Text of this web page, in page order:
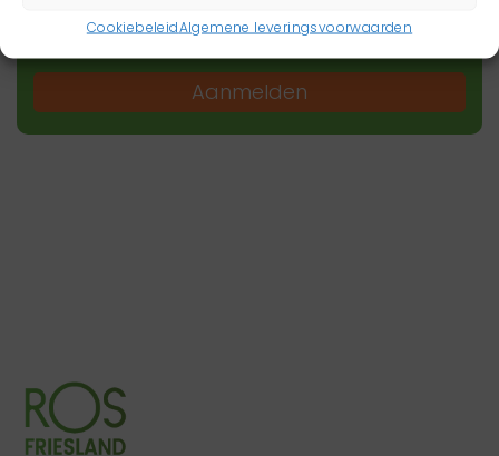
CookiebeleidAlgemene leveringsvoorwaarden
Aanmelden